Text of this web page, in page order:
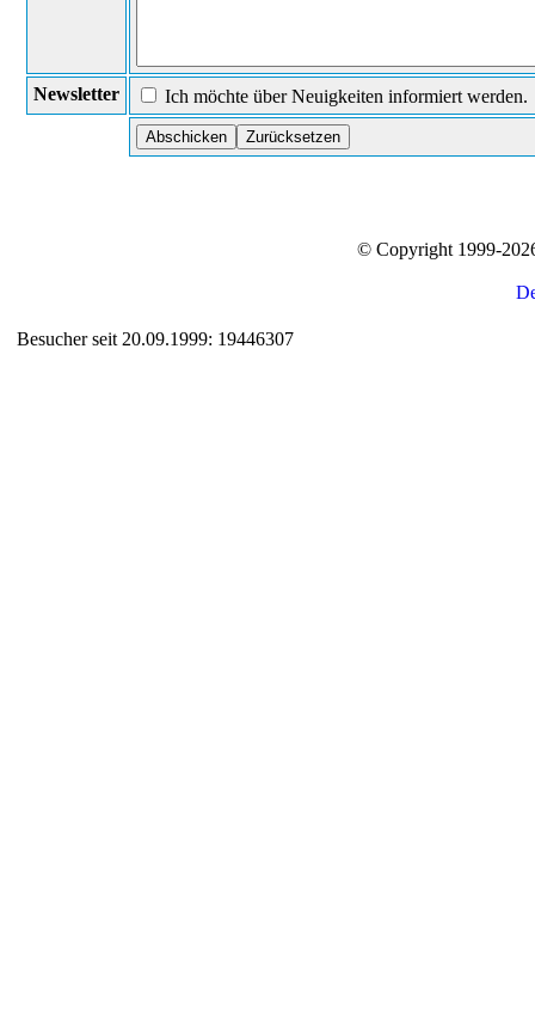
Newsletter Ich möchte über Neuigkeiten informiert werden.
© Copyright 1999-
Besucher seit 20.09.1999: 19446307